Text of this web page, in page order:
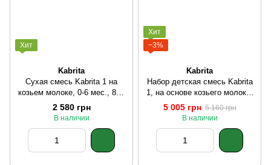
Хит
Kabrita
Сухая смесь Kabrita 1 на
козьем молоке, 0-6 мес., 800
г.
2 580 грн
В наличии
Хит
−3%
Kabrita
Набор детская смесь Kabrita
1, на основе козьего молока,
0-6 міс. (2 х 800 г.)
5 005 грн 5 160 грн
В наличии